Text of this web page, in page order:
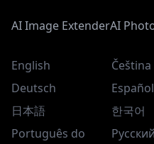
AI Image ExtenderAI
English Čeština
Deutsch
Español
日本語
한국어
Português do
Русский